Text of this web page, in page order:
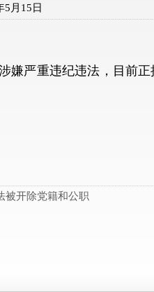
5月15日
严重违纪违法，目前正
被开除党籍和公职